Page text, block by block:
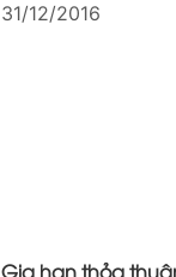
31/12/2016
Gia hạn thỏa